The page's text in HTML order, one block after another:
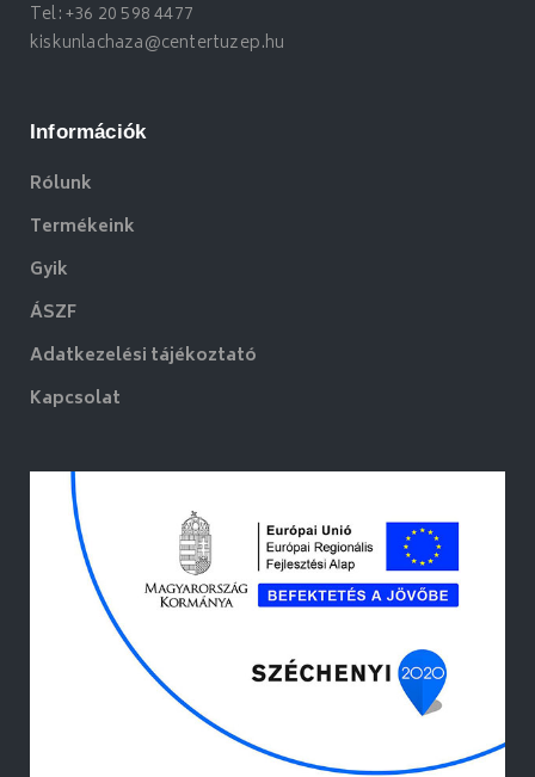
Tel:+36 20 598 4477
kiskunlachaza@centertuzep.hu
Információk
Rólunk
Termékeink
Gyik
ÁSZF
Adatkezelési tájékoztató
Kapcsolat